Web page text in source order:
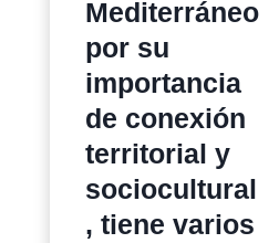
Mediterráneo
por su
importancia
de conexión
territorial y
sociocultural
, tiene varios